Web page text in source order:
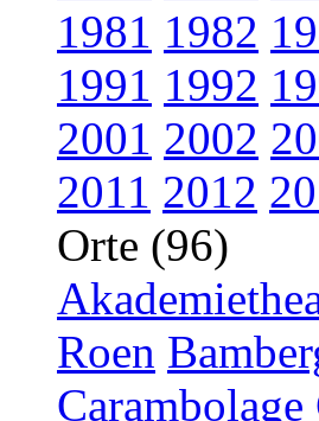
1981 1982
1991 1992
2001 2002
2011 2012
Orte (96)
Roen
Carambolage